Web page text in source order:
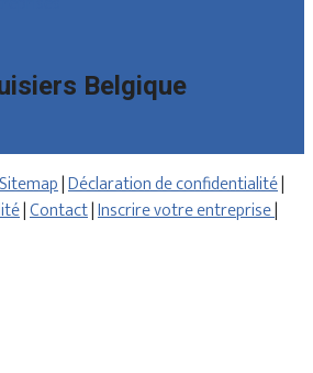
Belgique
Sitemap|Déclaration de confidentialité|
|Contact|Inscrire votre entreprise|